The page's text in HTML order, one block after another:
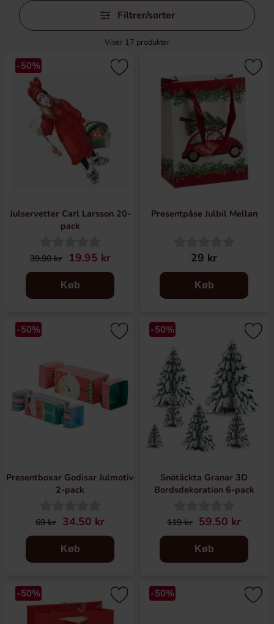
Spring
filtre
Filtrer/sorter
Viser 17 produkter
-50%
Julservetter Carl Larsson 20-
pack
39.90 kr 19.95 kr
Køb
Presentpåse Julbil Mellan
29 kr
Køb
-50%
Presentboxar Godisar Julmotiv
2-pack
69 kr 34.50 kr
Køb
-50%
Snötäckta Granar 3D
Bordsdekoration 6-pack
119 kr 59.50 kr
Køb
-50% -50%